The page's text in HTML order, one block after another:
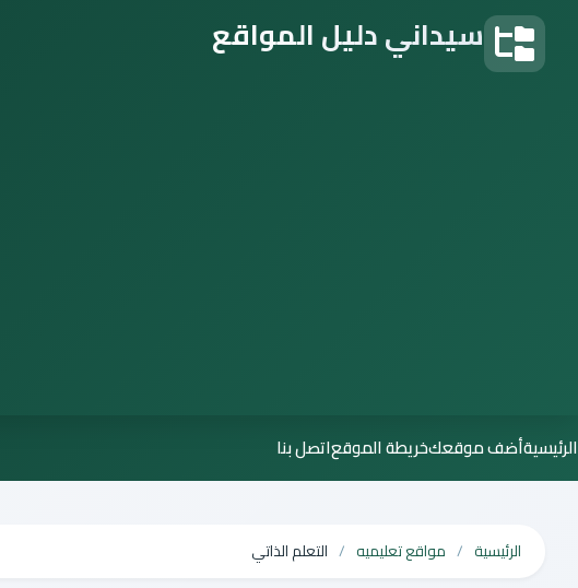
سيداني دليل المواقع
الرئيسيةأضف موقعكخريطة الموقعاتصل بنا
الرئيسية مواقع تعليميه التعلم الذاتي